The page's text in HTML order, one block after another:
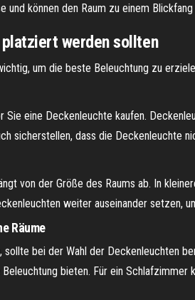
können den Raum zu einem Blickfang
werden sollten
um die beste Beleuchtung zu
Sie eine Deckenleuchte kaufen.
sicherstellen, dass die Deckenleuchte
von der Größe des Raums ab. In
weiter auseinander setzen,
Räume
sollte bei der Wahl der Deckenleuchten
bieten. Für ein